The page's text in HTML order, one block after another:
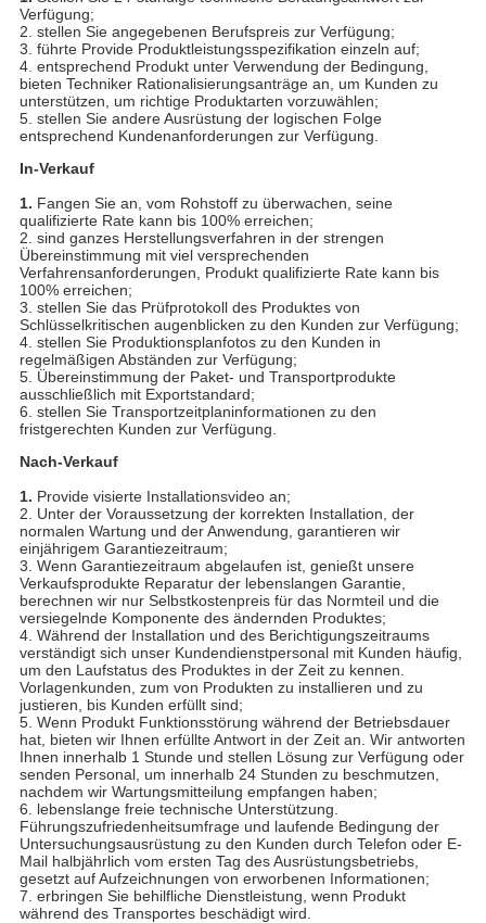
Verfügung;
2. stellen Sie angegebenen Berufspreis zur Verfügung;
3. führte Provide Produktleistungsspezifikation einzeln auf;
4. entsprechend Produkt unter Verwendung der Bedingung,
bieten Techniker Rationalisierungsanträge an, um Kunden zu
unterstützen, um richtige Produktarten vorzuwählen;
5. stellen Sie andere Ausrüstung der logischen Folge
entsprechend Kundenanforderungen zur Verfügung.
In-Verkauf
1. Fangen Sie an, vom Rohstoff zu überwachen, seine
qualifizierte Rate kann bis 100% erreichen;
2. sind ganzes Herstellungsverfahren in der strengen
Übereinstimmung mit viel versprechenden
Verfahrensanforderungen, Produkt qualifizierte Rate kann bis
100% erreichen;
3. stellen Sie das Prüfprotokoll des Produktes von
Schlüsselkritischen augenblicken zu den Kunden zur Verfügung;
4. stellen Sie Produktionsplanfotos zu den Kunden in
regelmäßigen Abständen zur Verfügung;
5. Übereinstimmung der Paket- und Transportprodukte
ausschließlich mit Exportstandard;
6. stellen Sie Transportzeitplaninformationen zu den
fristgerechten Kunden zur Verfügung.
Nach-Verkauf
1. Provide visierte Installationsvideo an;
2. Unter der Voraussetzung der korrekten Installation, der
normalen Wartung und der Anwendung, garantieren wir
einjährigem Garantiezeitraum;
3. Wenn Garantiezeitraum abgelaufen ist, genießt unsere
Verkaufsprodukte Reparatur der lebenslangen Garantie,
berechnen wir nur Selbstkostenpreis für das Normteil und die
versiegelnde Komponente des ändernden Produktes;
4. Während der Installation und des Berichtigungszeitraums
verständigt sich unser Kundendienstpersonal mit Kunden häufig,
um den Laufstatus des Produktes in der Zeit zu kennen.
Vorlagenkunden, zum von Produkten zu installieren und zu
justieren, bis Kunden erfüllt sind;
5. Wenn Produkt Funktionsstörung während der Betriebsdauer
hat, bieten wir Ihnen erfüllte Antwort in der Zeit an. Wir antworten
Ihnen innerhalb 1 Stunde und stellen Lösung zur Verfügung oder
senden Personal, um innerhalb 24 Stunden zu beschmutzen,
nachdem wir Wartungsmitteilung empfangen haben;
6. lebenslange freie technische Unterstützung.
Führungszufriedenheitsumfrage und laufende Bedingung der
Untersuchungsausrüstung zu den Kunden durch Telefon oder E-
Mail halbjährlich vom ersten Tag des Ausrüstungsbetriebs,
gesetzt auf Aufzeichnungen von erworbenen Informationen;
7. erbringen Sie behilfliche Dienstleistung, wenn Produkt
während des Transportes beschädigt wird.